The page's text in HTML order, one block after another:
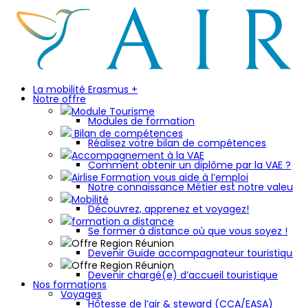
La mobilité Erasmus +
Notre offre
Module Tourisme
Modules de formation
Bilan de compétences
Réalisez votre bilan de compétences
Accompagnement à la VAE
Comment obtenir un diplôme par la VAE ?
Airlise Formation vous aide à l’emploi
Notre connaissance Métier est notre
Mobilité
Découvrez, apprenez et voyagez!
formation a distance
Se former à distance où que vous soyez !
Offre Region Réunion
Devenir Guide accompagnateur
Offre Region Réunion
Devenir chargé(e) d’accueil touristique
Nos formations
Voyages
Hôtesse de l’air & steward (CCA/EASA)